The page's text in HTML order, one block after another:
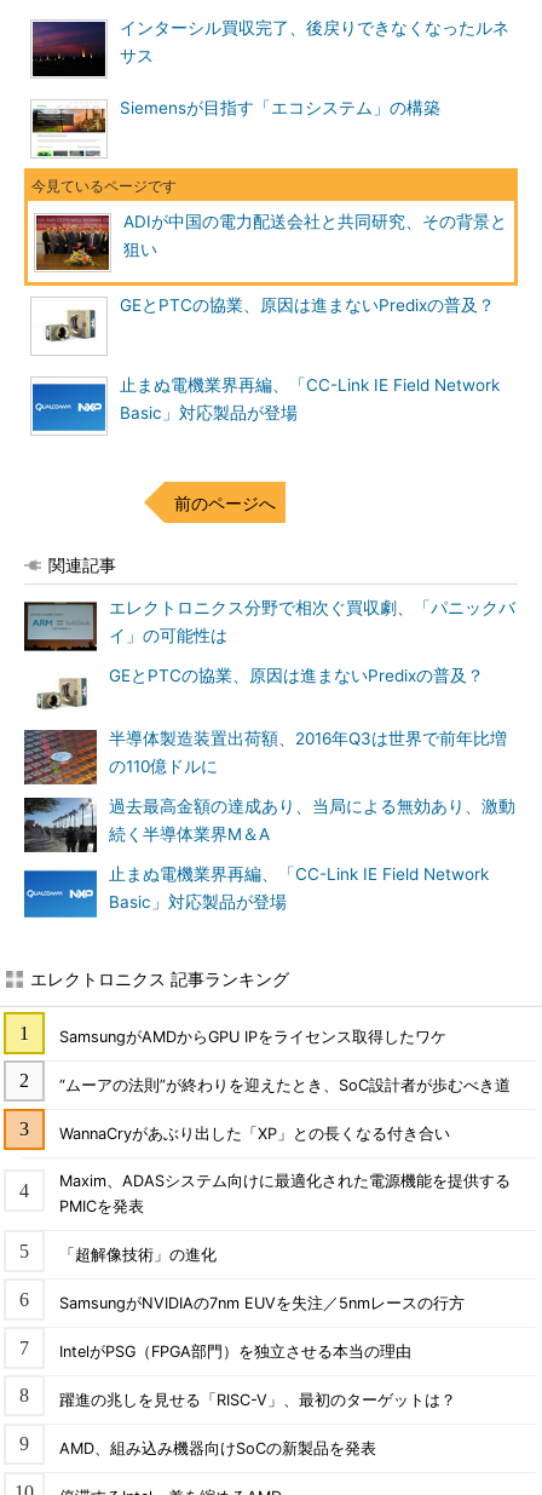
インターシル買収完了、後戻りできなくなったルネ
サス
Siemensが目指す「エコシステム」の構築
ADIが中国の電力配送会社と共同研究、その背景と
狙い
GEとPTCの協業、原因は進まないPredixの普及？
止まぬ電機業界再編、「CC-Link IE Field Network
Basic」対応製品が登場
前のページへ
関連記事
エレクトロニクス分野で相次ぐ買収劇、「パニックバ
イ」の可能性は
GEとPTCの協業、原因は進まないPredixの普及？
半導体製造装置出荷額、2016年Q3は世界で前年比増
の110億ドルに
過去最高金額の達成あり、当局による無効あり、激動
続く半導体業界M＆A
止まぬ電機業界再編、「CC-Link IE Field Network
Basic」対応製品が登場
エレクトロニクス 記事ランキング
SamsungがAMDからGPU IPをライセンス取得したワケ
“ムーアの法則”が終わりを迎えたとき、SoC設計者が歩むべき道
WannaCryがあぶり出した「XP」との長くなる付き合い
Maxim、ADASシステム向けに最適化された電源機能を提供する
PMICを発表
「超解像技術」の進化
SamsungがNVIDIAの7nm EUVを失注／5nmレースの行方
IntelがPSG（FPGA部門）を独立させる本当の理由
躍進の兆しを見せる「RISC-V」、最初のターゲットは？
AMD、組み込み機器向けSoCの新製品を発表